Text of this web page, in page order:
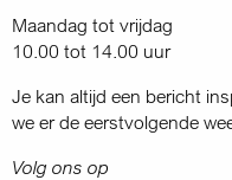
Maandag tot vrijdag
10.00 tot 14.00 uur
Je kan altijd een bericht
we er de eerstvolgende
Volg ons op